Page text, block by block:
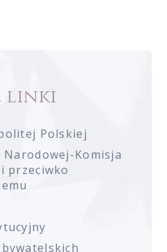
linki
Polskiej
Komisja
przeciwko